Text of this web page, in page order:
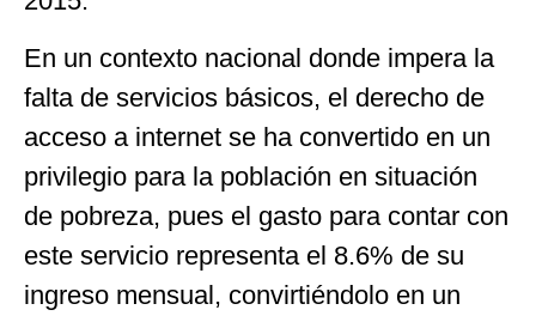
En un contexto nacional donde impera la
falta de servicios básicos, el derecho de
acceso a internet se ha convertido en un
privilegio para la población en situación
de pobreza, pues el gasto para contar con
este servicio representa el 8.6% de su
ingreso mensual, convirtiéndolo en un